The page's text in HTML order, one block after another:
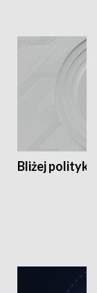
Bliżej polityki